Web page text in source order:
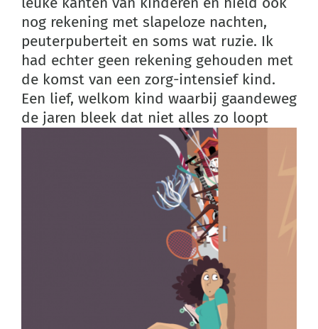
nog rekening met slapeloze nachten,
peuterpuberteit en soms wat ruzie. Ik
had echter geen rekening gehouden met
de komst van een zorg-intensief kind.
Een lief, welkom kind waarbij gaandeweg
de jaren bleek dat niet alles zo loopt